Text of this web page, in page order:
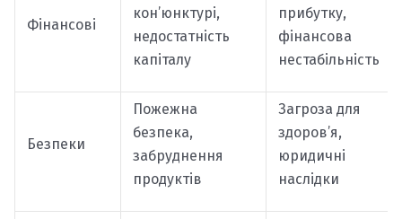
Фінансові
кон’юнктурі,
недостатність
капіталу
прибутку,
фінансова
нестабільність
Безпеки
Пожежна
безпека,
забруднення
продуктів
Загроза для
здоров’я,
юридичні
наслідки